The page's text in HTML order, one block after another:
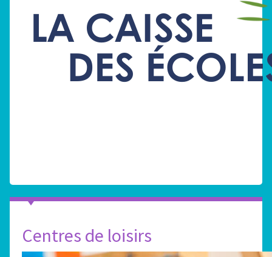
Centres de loisirs